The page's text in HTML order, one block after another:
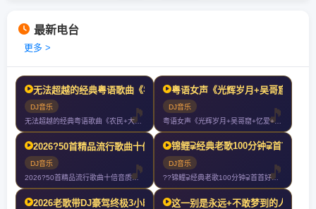
最新电台
更多 >
无法超越的经典粤语歌曲《农民+大地+灰色轨迹+真的爱你+光辉岁月
DJ音乐
无法超越的经典粤语歌曲《农民+大地+灰色轨迹+真的爱你+光辉岁月》车载
粤语女声《光辉岁月+吴哥窟+忆
DJ音乐
粤语女声《光辉岁月+吴哥窟+忆爱+玻璃之情+让一切随风+谁明浪子心》好
2026?50首精品流行歌曲十倍音质高清HIFI精选车载CD连载慢歌Mix?
DJ音乐
2026?50首精品流行歌曲十倍音质高清HIFI精选车载CD连载慢歌M
锦鲤⫌经典老歌100分钟⫌首首好听
DJ音乐
??锦鲤⫌经典老歌100分钟⫌首首好听7080经典老歌⫌2024再创新
2026老歌带DJ豪驾终极3小时?‍♀️你们以后就叫我大哥?
这一别是永远+不敢梦到的人+今生